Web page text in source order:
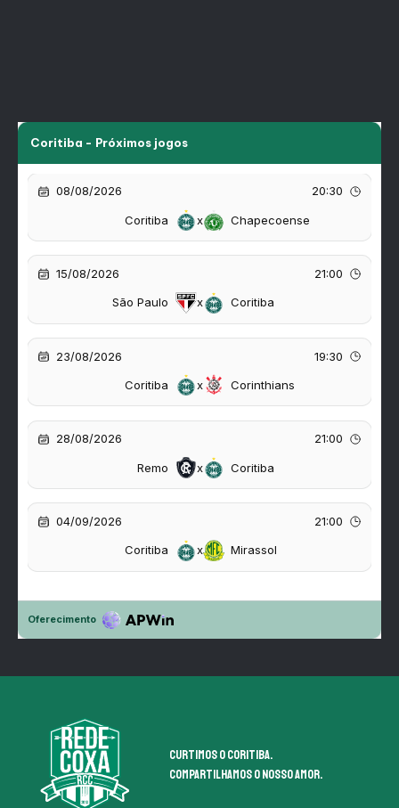
Curtimos o coritiba.
Compartilhamos o nosso amor.